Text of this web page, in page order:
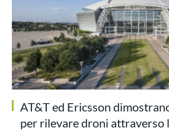
AT&T ed Ericsson
per rilevare droni attraverso